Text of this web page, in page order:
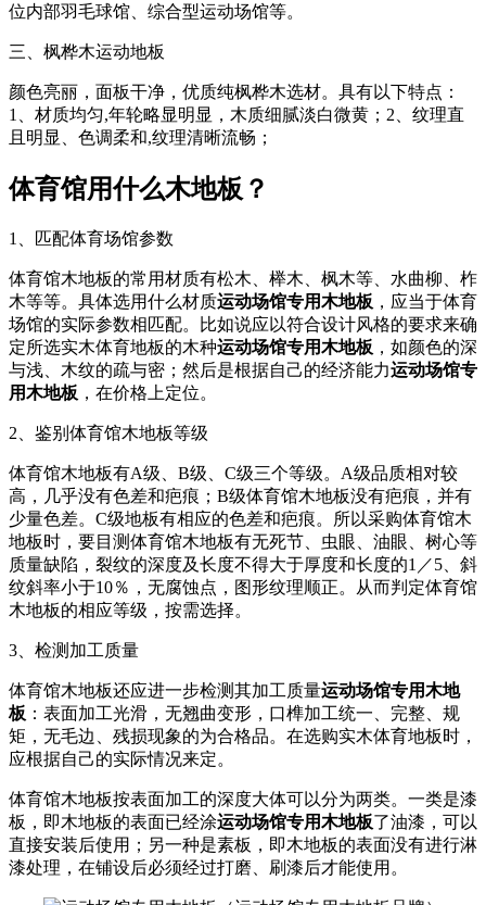
位内部羽毛球馆、综合型运动场馆等。
三、枫桦木运动地板
颜色亮丽，面板干净，优质纯枫桦木选材。具有以下特点：
1、材质均匀,年轮略显明显，木质细腻淡白微黄；2、纹理直
且明显、色调柔和,纹理清晰流畅；
体育馆用什么木地板？
1、匹配体育场馆参数
体育馆木地板的常用材质有松木、榉木、枫木等、水曲柳、柞
木等等。具体选用什么材质运动场馆专用木地板 ，应当于体育
场馆的实际参数相匹配。比如说应以符合设计风格的要求来确
定所选实木体育地板的木种运动场馆专用木地板 ，如颜色的深
与浅、木纹的疏与密；然后是根据自己的经济能力运动场馆专
用木地板 ，在价格上定位。
2、鉴别体育馆木地板等级
体育馆木地板有A级、B级、C级三个等级。A级品质相对较
高，几乎没有色差和疤痕；B级体育馆木地板没有疤痕，并有
少量色差。C级地板有相应的色差和疤痕。所以采购体育馆木
地板时，要目测体育馆木地板有无死节、虫眼、油眼、树心等
质量缺陷，裂纹的深度及长度不得大于厚度和长度的1／5、斜
纹斜率小于10％，无腐蚀点，图形纹理顺正。从而判定体育馆
木地板的相应等级，按需选择。
3、检测加工质量
体育馆木地板还应进一步检测其加工质量运动场馆专用木地
板 ：表面加工光滑，无翘曲变形，口榫加工统一、完整、规
矩，无毛边、残损现象的为合格品。在选购实木体育地板时，
应根据自己的实际情况来定。
体育馆木地板按表面加工的深度大体可以分为两类。一类是漆
板，即木地板的表面已经涂运动场馆专用木地板了油漆，可以
直接安装后使用；另一种是素板，即木地板的表面没有进行淋
漆处理，在铺设后必须经过打磨、刷漆后才能使用。